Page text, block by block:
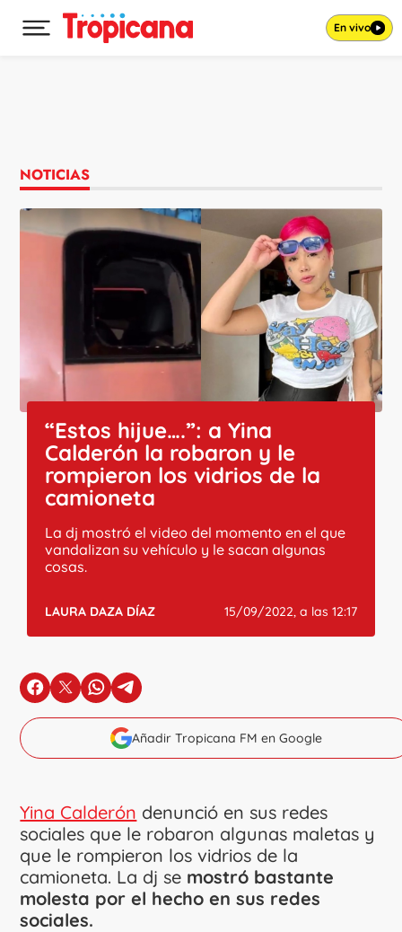
Desplegar menú principal En vivo
NOTICIAS
“Estos hijue….”: a Yina
Calderón la robaron y le
rompieron los vidrios de la
camioneta
La dj mostró el video del momento en el que
vandalizan su vehículo y le sacan algunas
cosas.
LAURA DAZA DÍAZ 15/09/2022, a las 12:17
en Facebook
en Xen Whatsapp
en Telegram
Añadir Tropicana FM en Google
Yina Calderón denunció en sus redes
sociales que le robaron algunas maletas y
que le rompieron los vidrios de la
camioneta. La dj se mostró bastante
molesta por el hecho en sus redes
sociales.